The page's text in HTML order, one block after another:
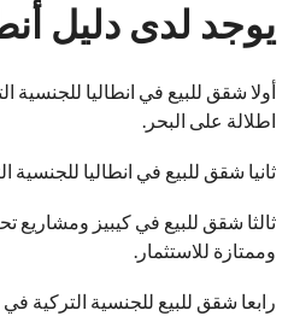
يوجد لدى دليل
أولا شقق للبيع في انطاليا للجنسية
اطلالة على البحر.
ثانيا شقق للبيع في انطاليا للجنسية
ثالثا شقق للبيع في كيبيز ومشاريع
وممتازة للاستثمار.
رابعا شقق للبيع للجنسية التركية